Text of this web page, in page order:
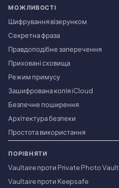
МОЖЛИВОСТІ
Шифрування візерунком
Секретна фраза
Правдоподібне заперечення
Приховані сховища
Режим примусу
Зашифрована копія iCloud
Безпечне поширення
Архітектура безпеки
Простота використання
ПОРІВНЯТИ
Vaultaire проти Private Photo Vault
Vaultaire проти Keepsafe